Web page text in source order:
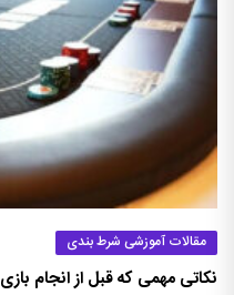
مقالات آموزشی شرط بندی
نکاتی مهمی که قبل از انجام